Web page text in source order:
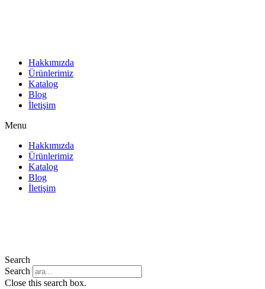
Hakkımızda
Ürünlerimiz
Katalog
Blog
İletişim
Menu
Hakkımızda
Ürünlerimiz
Katalog
Blog
İletişim
Search
Search
Close this search box.